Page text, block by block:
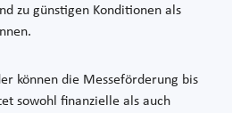
zu günstigen Konditionen als
können die Messeförderung bis
sowohl finanzielle als auch